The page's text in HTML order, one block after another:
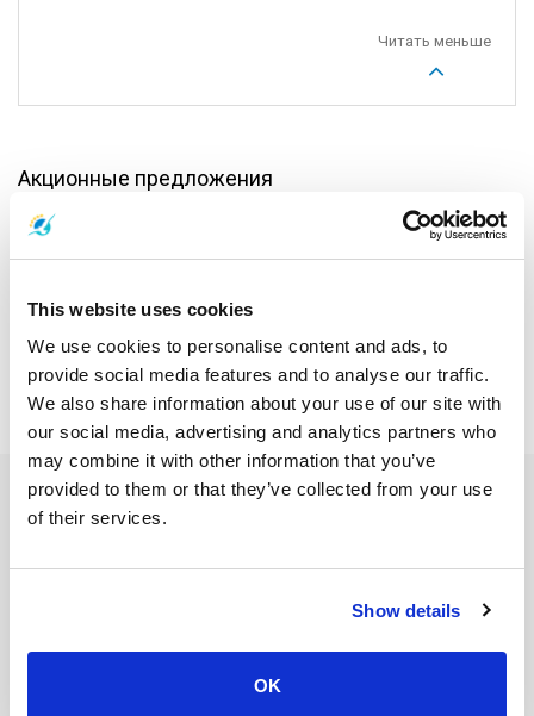
This website uses cookies
We use cookies to personalise content and ads, to
provide social media features and to analyse our traffic.
We also share information about your use of our site with
our social media, advertising and analytics partners who
may combine it with other information that you’ve
provided to them or that they’ve collected from your use
of their services.
Show details
OK
Читать меньше
Акционные предложения